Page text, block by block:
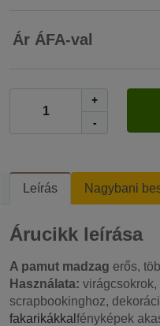
Ár ÁFA-val
+
-
Leírás Nagybani
Árucikk leírása
A pamut madzag erős,
Használata:
scrapbookinghoz,
fakarikákkal fényképek